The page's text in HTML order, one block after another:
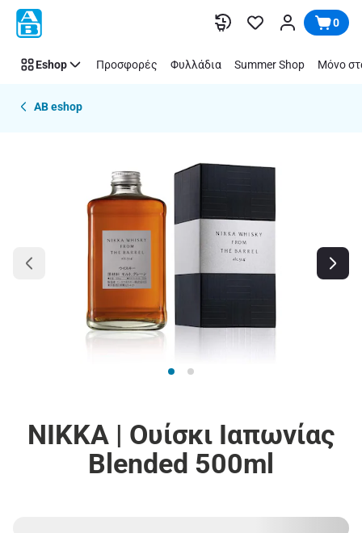
Παράλειψη 0
Eshop Προσφορές Φυλλάδια Summer Shop Μόνο
AB eshop
NIKKA | Ουίσκι Ιαπωνίας
Blended 500ml